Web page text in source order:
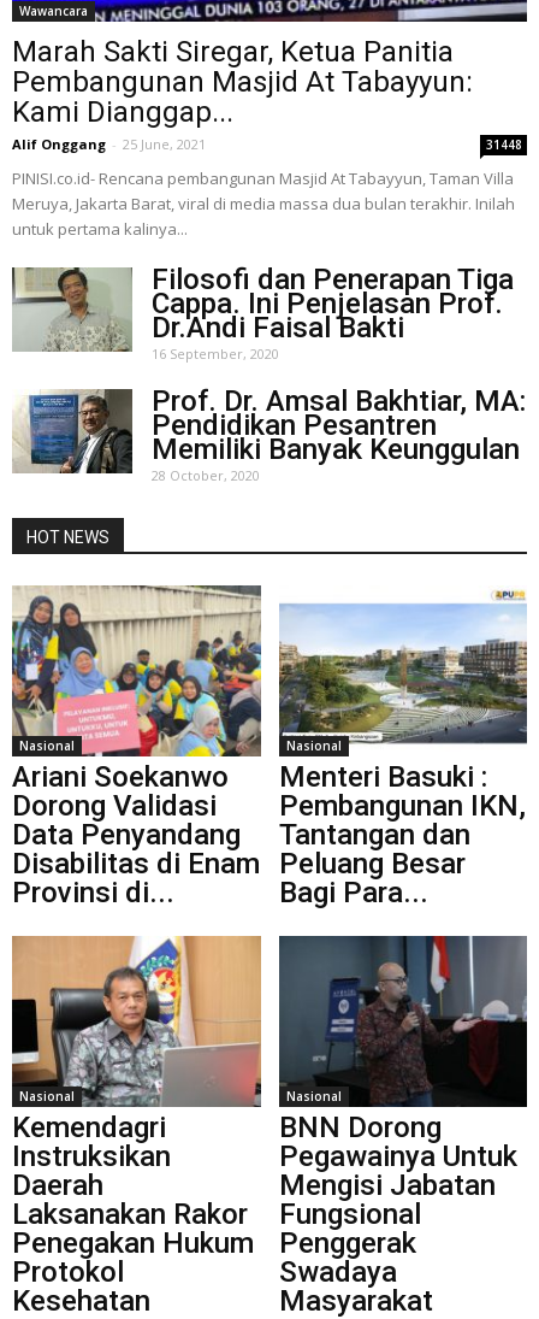
Wawancara
Marah Sakti Siregar, Ketua Panitia
Pembangunan Masjid At Tabayyun:
Kami Dianggap...
Alif Onggang - 25 June, 2021 31448
PINISI.co.id- Rencana pembangunan Masjid At Tabayyun, Taman Villa
Meruya, Jakarta Barat, viral di media massa dua bulan terakhir. Inilah
untuk pertama kalinya...
Filosofi dan Penerapan Tiga
Cappa. Ini Penjelasan Prof.
Dr.Andi Faisal Bakti
16 September, 2020
Prof. Dr. Amsal Bakhtiar, MA:
Pendidikan Pesantren
Memiliki Banyak Keunggulan
28 October, 2020
HOT NEWS
Nasional
Ariani Soekanwo
Dorong Validasi
Data Penyandang
Disabilitas di Enam
Provinsi di...
Nasional
Menteri Basuki :
Pembangunan IKN,
Tantangan dan
Peluang Besar
Bagi Para...
Nasional
Kemendagri
Instruksikan
Daerah
Laksanakan Rakor
Penegakan Hukum
Protokol
Kesehatan
Nasional
BNN Dorong
Pegawainya Untuk
Mengisi Jabatan
Fungsional
Penggerak
Swadaya
Masyarakat